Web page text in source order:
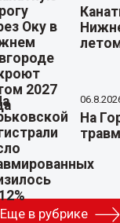
На
Еще в рубрике